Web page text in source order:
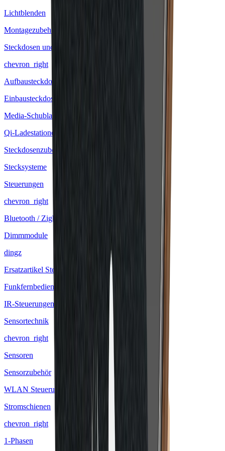
Lichtblenden
Montagezubehör
Steckdosen und Ladestationen
chevron_right
Aufbausteckdosen
Einbausteckdosen
Media-Schubladeneinsätze
Qi-Ladestationen
Steckdosenzubehör
Stecksysteme
Steuerungen
chevron_right
Bluetooth / Zigbee Steuerungen
Dimmmodule
dingz
Ersatzartikel Steuerungen
Funkfernbedienungen
IR-Steuerungen
Sensortechnik
chevron_right
Sensoren
Sensorzubehör
WLAN Steuerungen
Stromschienen
chevron_right
1-Phasen